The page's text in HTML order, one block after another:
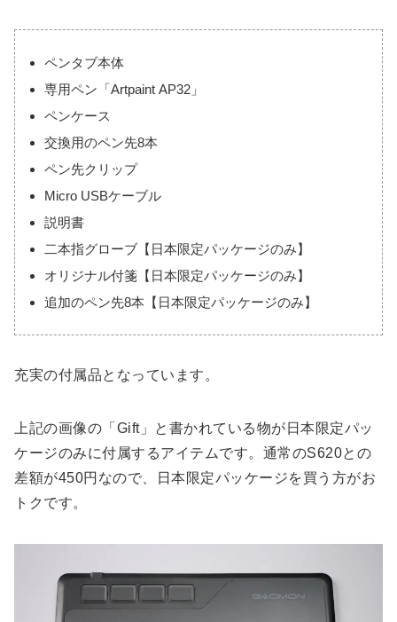
ペンタブ本体
専用ペン「Artpaint AP32」
ペンケース
交換用のペン先8本
ペン先クリップ
Micro USBケーブル
説明書
二本指グローブ【日本限定パッケージのみ】
オリジナル付箋【日本限定パッケージのみ】
追加のペン先8本【日本限定パッケージのみ】
充実の付属品となっています。
上記の画像の「Gift」と書かれている物が日本限定パッ
ケージのみに付属するアイテムです。通常のS620との
差額が450円なので、日本限定パッケージを買う方がお
トクです。